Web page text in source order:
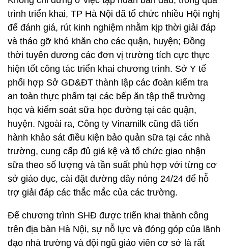
trình triển khai, TP Hà Nội đã tổ chức nhiều Hội nghị
để đánh giá, rút kinh nghiệm nhằm kịp thời giải đáp
và tháo gỡ khó khăn cho các quận, huyện; Đồng
thời tuyên dương các đơn vị trường tích cực thực
hiện tốt công tác triển khai chương trình. Sở Y tế
phối hợp Sở GD&ĐT thành lập các đoàn kiểm tra
an toàn thực phẩm tại các bếp ăn tập thể trường
học và kiểm soát sữa học đường tại các quận,
huyện. Ngoài ra, Công ty Vinamilk cũng đã tiến
hành khảo sát điều kiện bảo quản sữa tại các nhà
trường, cung cấp đủ giá kệ và tổ chức giao nhận
sữa theo số lượng và tần suất phù hợp với từng cơ
sở giáo dục, cài đặt đường dây nóng 24/24 để hỗ
trợ giải đáp các thắc mắc của các trường.
Để chương trình SHĐ được triển khai thành công
trên địa bàn Hà Nội, sự nỗ lực và đóng góp của lãnh
đạo nhà trường và đội ngũ giáo viên cơ sở là rất